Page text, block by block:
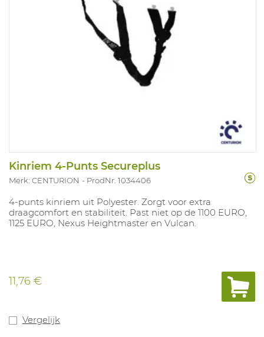
Kinriem 4-Punts Secureplus
Merk: CENTURION ProdNr. 1034406
4-punts kinriem uit Polyester. Zorgt voor extra
draagcomfort en stabiliteit. Past niet op de 1100 EURO,
1125 EURO, Nexus Heightmaster en Vulcan.
11,76 €
Vergelijk